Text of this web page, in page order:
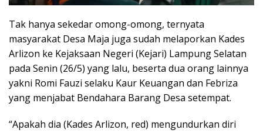
Tak hanya sekedar omong-omong, ternyata
masyarakat Desa Maja juga sudah melaporkan Kades
Arlizon ke Kejaksaan Negeri (Kejari) Lampung Selatan
pada Senin (26/5) yang lalu, beserta dua orang lainnya
yakni Romi Fauzi selaku Kaur Keuangan dan Febriza
yang menjabat Bendahara Barang Desa setempat.
“Apakah dia (Kades Arlizon, red) mengundurkan diri